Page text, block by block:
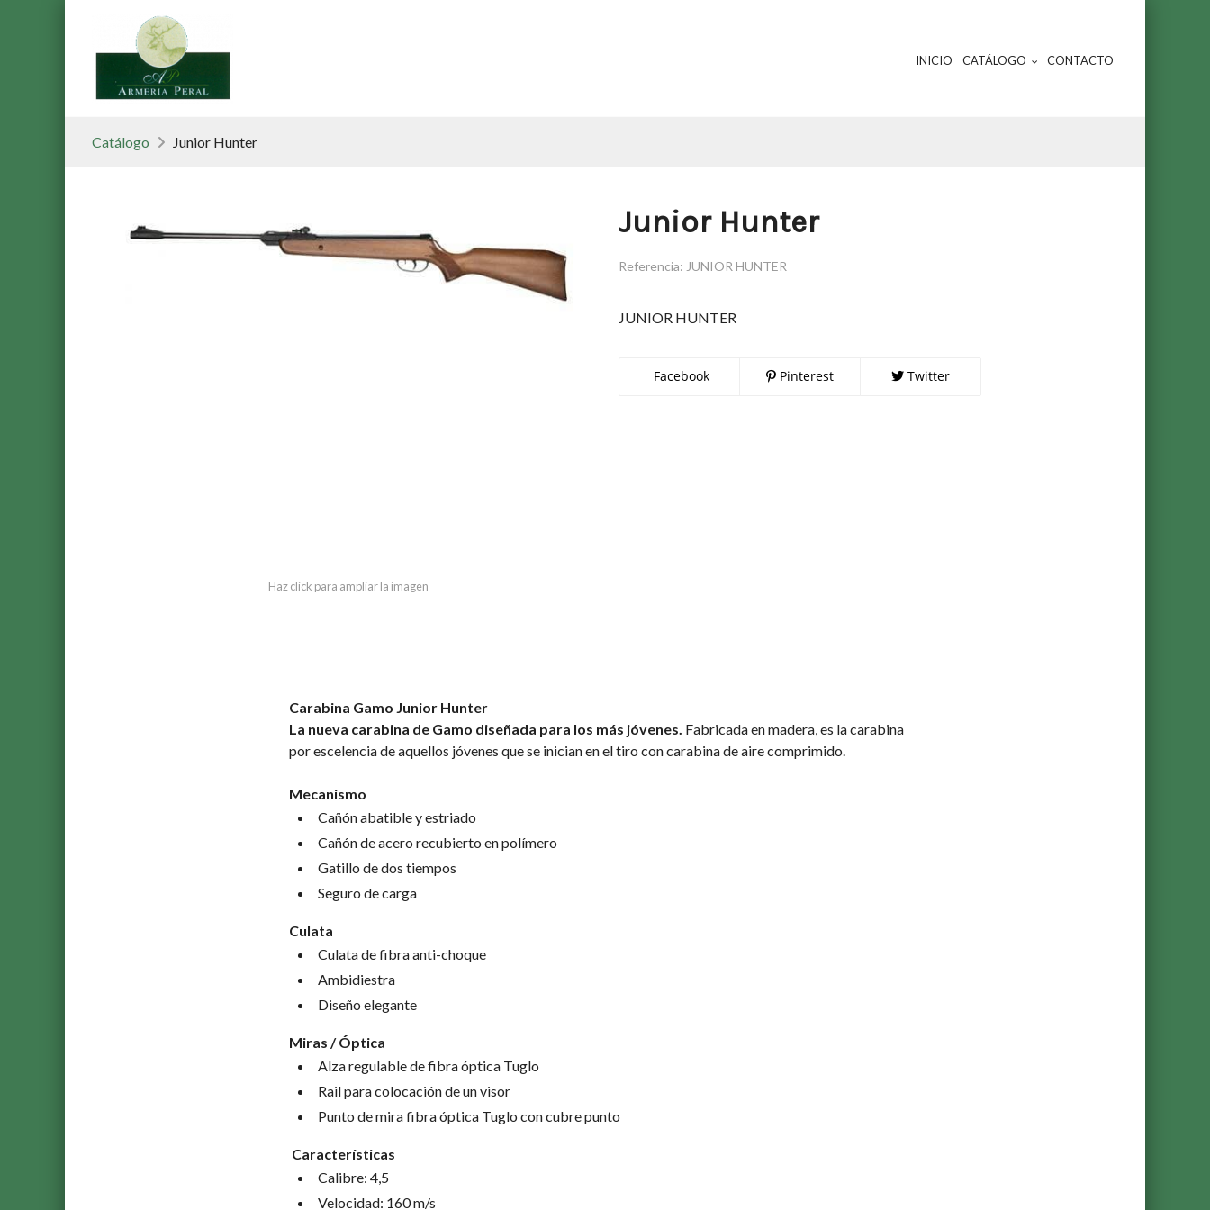
INICIO CATÁLOGO CONTACTO
Catálogo Junior Hunter
Haz click para ampliar la imagen
Junior Hunter
Referencia: JUNIOR HUNTER
JUNIOR HUNTER
Facebook Pinterest Twitter
Carabina Gamo Junior Hunter
La nueva carabina de Gamo diseñada para los más jóvenes. Fabricada en madera, es la carabina
por escelencia de aquellos jóvenes que se inician en el tiro con carabina de aire comprimido.
Mecanismo
Cañón abatible y estriado
Cañón de acero recubierto en polímero
Gatillo de dos tiempos
Seguro de carga
Culata
Culata de fibra anti-choque
Ambidiestra
Diseño elegante
Miras / Óptica
Alza regulable de fibra óptica Tuglo
Rail para colocación de un visor
Punto de mira fibra óptica Tuglo con cubre punto
Características
Calibre: 4,5
Velocidad: 160 m/s